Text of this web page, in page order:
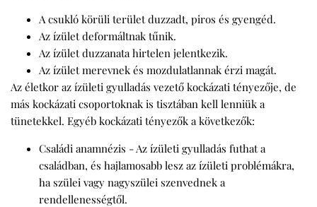
A csukló körüli terület duzzadt, piros és gyengéd.
Az ízület deformáltnak tűnik.
Az ízület duzzanata hirtelen jelentkezik.
Az ízület merevnek és mozdulatlannak érzi magát.
Az életkor az ízületi gyulladás vezető kockázati tényezője, de
más kockázati csoportoknak is tisztában kell lenniük a
tünetekkel. Egyéb kockázati tényezők a következők:
Családi anamnézis - Az ízületi gyulladás futhat a
családban, és hajlamosabb lesz az ízületi problémákra,
ha szülei vagy nagyszülei szenvednek a
rendellenességtől.